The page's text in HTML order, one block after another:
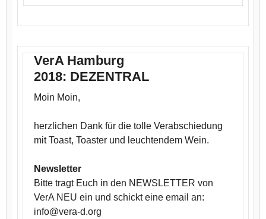
VerA Hamburg
2018: DEZENTRAL
Moin Moin,
herzlichen Dank für die tolle Verabschiedung
mit Toast, Toaster und leuchtendem Wein.
Newsletter
Bitte tragt Euch in den NEWSLETTER von
VerA NEU ein und schickt eine email an:
info@vera-d.org